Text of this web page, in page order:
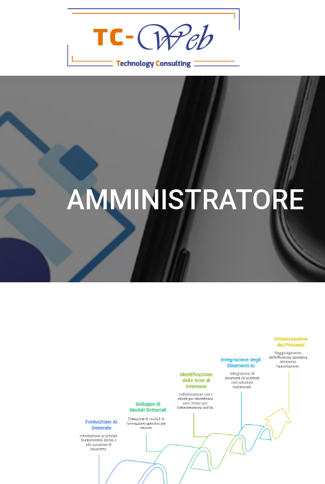
AMMINISTRATORE